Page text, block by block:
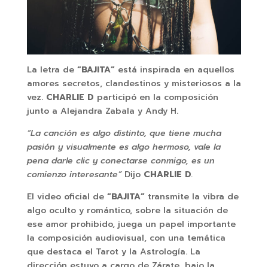
La letra de “BAJITA” está inspirada en aquellos
amores secretos, clandestinos y misteriosos a la
vez. CHARLIE D participó en la composición
junto a Alejandra Zabala y Andy H.
“La canción es algo distinto, que tiene mucha
pasión y visualmente es algo hermoso, vale la
pena darle clic y conectarse conmigo, es un
comienzo interesante” Dijo CHARLIE D.
El video oficial de “BAJITA” transmite la vibra de
algo oculto y romántico, sobre la situación de
ese amor prohibido, juega un papel importante
la composición audiovisual, con una temática
que destaca el Tarot y la Astrología. La